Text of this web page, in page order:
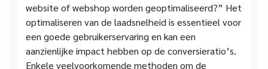
website of webshop worden geoptimaliseerd?” Het
optimaliseren van de laadsnelheid is essentieel voor
een goede gebruikerservaring en kan een
aanzienlijke impact hebben op de conversieratio’s.
Enkele veelvoorkomende methoden om de